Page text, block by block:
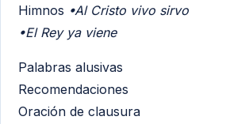
Himnos •Al Cristo vivo sirvo
•El Rey ya viene
Palabras alusivas
Recomendaciones
Oración de clausura